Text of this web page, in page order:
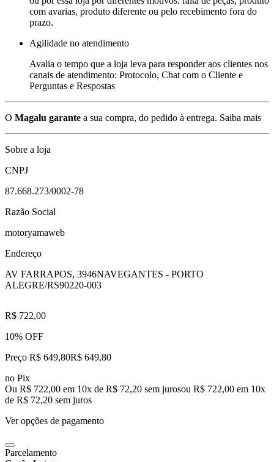
com avarias, produto diferente ou pelo recebimento fora do
prazo.
Agilidade no atendimento
Avalia o tempo que a loja leva para responder aos clientes nos
canais de atendimento: Protocolo, Chat com o Cliente e
Perguntas e Respostas
O Magalu garante a sua compra, do pedido à entrega. Saiba mais
Sobre a loja
CNPJ
87.668.273/0002-78
Razão Social
motoryamaweb
Endereço
AV FARRAPOS, 3946NAVEGANTES - PORTO
ALEGRE/RS90220-003
R$ 722,00
10% OFF
Preço R$ 649,80R$ 649,80
no Pix
Ou R$ 722,00 em 10x de R$ 72,20 sem jurosou R$ 722,00 em 10x
de R$ 72,20 sem juros
Ver opções de pagamento
Parcelamento